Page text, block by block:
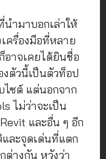
นำมาบอกเล่าให้
ครื่องมือที่หลาย
อาจเคยได้ยินชื่อ
ตัวนี้เป็นตัวท็อป
ไซต์ แต่นอกจาก
ไม่ว่าจะเป็น
และอื่น ๆ อีก
ละจุดเด่นที่แตก
างกัน หวังว่า